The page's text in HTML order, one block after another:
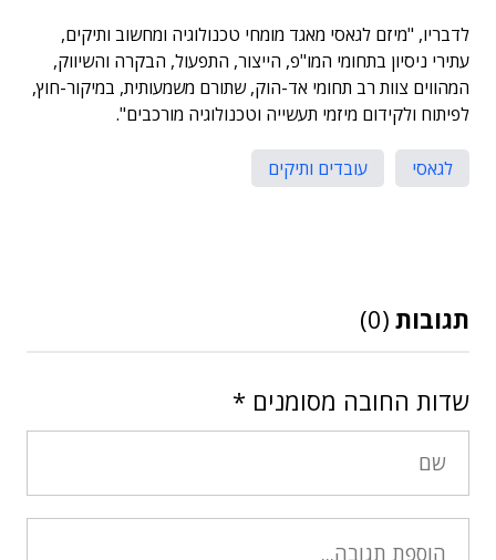
לדבריו, "מיזם לגאסי מאגד מומחי טכנולוגיה ומחשוב ותיקים,
עתירי ניסיון בתחומי המו"פ, הייצור, התפעול, הבקרה והשיווק,
המהווים צוות רב תחומי אד-הוק, שתורם משמעותית, במיקור-חוץ,
לפיתוח ולקידום מיזמי תעשייה וטכנולוגיה מורכבים".
לגאסי עובדים ותיקים
תגובות (0)
שדות החובה מסומנים *